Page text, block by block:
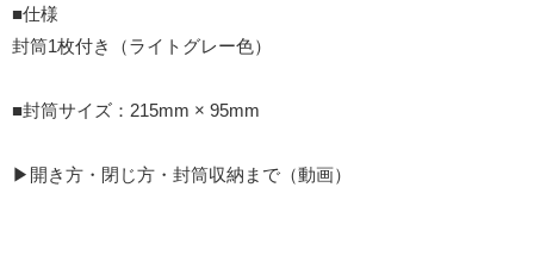
■仕様
封筒1枚付き（ライトグレー色）
■封筒サイズ：215mm × 95mm
▶開き方・閉じ方・封筒収納まで（動画）